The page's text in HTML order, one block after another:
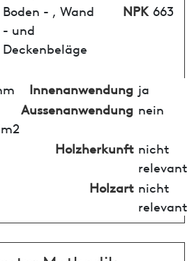
Boden - , Wand
- und
Deckenbeläge
NPK 663
Innenanwendung ja
Aussenanwendung nein
Holzherkunft nicht
relevant
Holzart nicht
relevant